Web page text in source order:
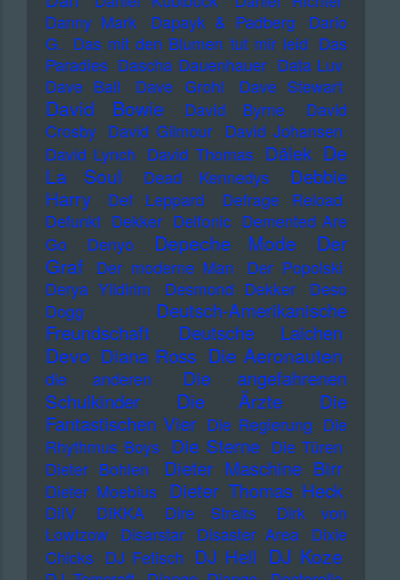
Danny Mark
Dapayk & Padberg
Dario
G. Das mit den Blumen tut mir leid Das
Paradies Dascha Dauenhauer Data Luv
Dave Ball
Dave Grohl Dave Stewart
David Bowie David Byrne
David
Crosby David Gilmour David Johansen
David Lynch David Thomas Dälek De
La Soul
Dead Kennedys
Debbie
Harry
Def Leppard
Defrage Reload
Defunkt Dekker Delfonic Demented Are
Go
Denyo Depeche Mode
Der
Graf
Der moderne Man
Der Popolski
Derya Yildirim
Desmond Dekker
Deso
Dogg
Deutsch-Amerikanische
Freundschaft
Deutsche Laichen
Devo Diana Ross Die Aeronauten
die anderen
Die angefahrenen
Schulkinder
Die Ärzte
Die
Fantastischen Vier Die Regierung Die
Rhythmus Boys Die Sterne Die Türen
Dieter Bohlen
Dieter Maschine Birr
Dieter Moebius Dieter Thomas Heck
DiIV DIKKA Dire Straits
Dirk von
Lowtzow
Disarstar Disaster Area
Dixie
Chicks DJ Fetisch DJ Hell DJ Koze